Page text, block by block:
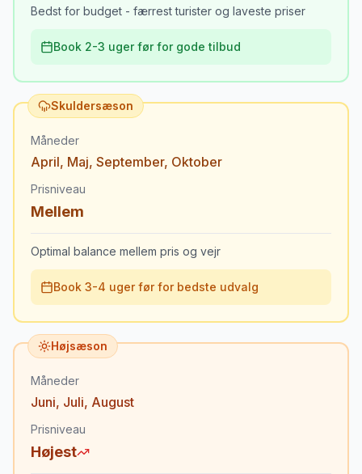
Bedst for budget - færrest turister og laveste priser
Book 2-3 uger før for gode tilbud
Skuldersæson
Måneder
April, Maj, September, Oktober
Prisniveau
Mellem
Optimal balance mellem pris og vejr
Book 3-4 uger før for bedste udvalg
Højsæson
Måneder
Juni, Juli, August
Prisniveau
Højest